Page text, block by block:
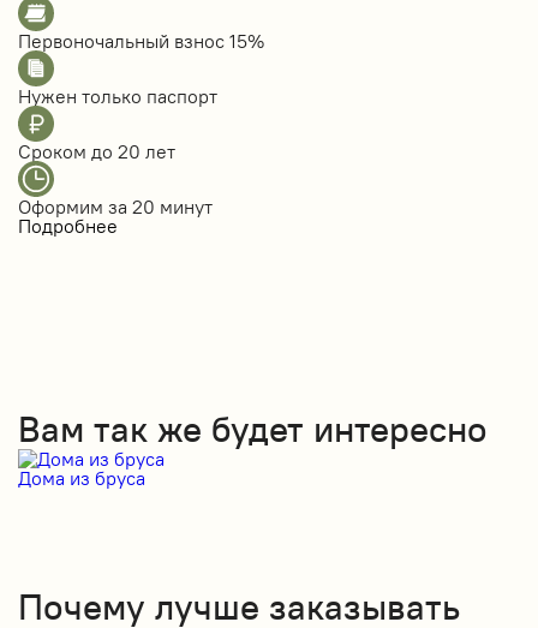
Первоночальный взнос 15%
Нужен только паспорт
Сроком до 20 лет
Оформим за 20 минут
Подробнее
Вам так же будет интересно
Дома из бруса
Почему лучше заказывать